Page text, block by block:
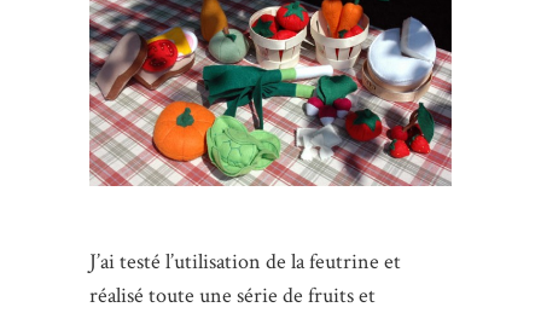
J’ai testé l’utilisation de la feutrine et
réalisé toute une série de fruits et